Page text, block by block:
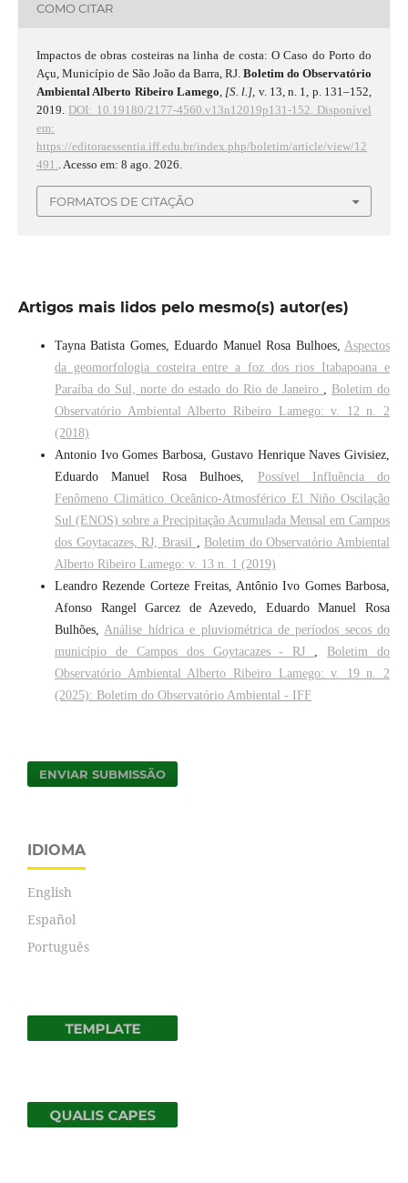
COMO CITAR
Impactos de obras costeiras na linha de costa: O Caso do Porto do
Açu, Município de São João da Barra, RJ.Boletim do Observatório
Ambiental Alberto Ribeiro Lamego [S. l.] , v. 13, n. 1, p. 131–152,
2019. DOI: 10.19180/2177-4560.v13n12019p131-152. Disponível
em:
https://editoraessentia.iff.edu.br/index.php/boletim/article/view/12
491.
. Acesso em: 8 ago. 2026.
FORMATOS DE CITAÇÃO
Artigos mais lidos pelo mesmo(s) autor(es)
Tayna Batista Gomes, Eduardo Manuel Rosa Bulhoes,Aspectos
da geomorfologia costeira entre a foz dos rios Itabapoana e
Paraíba do Sul, norte do estado do Rio de Janeiro , Boletim do
Observatório Ambiental Alberto Ribeiro Lamego: v. 12 n. 2
(2018)
Antonio Ivo Gomes Barbosa, Gustavo Henrique Naves Givisiez,
Eduardo Manuel Rosa Bulhoes, Possível Influência do
Fenômeno Climático Oceânico-Atmosférico El Niño Oscilação
Sul (ENOS) sobre a Precipitação Acumulada Mensal em Campos
dos Goytacazes, RJ, Brasil , Boletim do Observatório Ambiental
Alberto Ribeiro Lamego: v. 13 n. 1 (2019)
Leandro Rezende Corteze Freitas, Antônio Ivo Gomes Barbosa,
Afonso Rangel Garcez de Azevedo, Eduardo Manuel Rosa
Bulhões,Análise hídrica e pluviométrica de períodos secos do
município de Campos dos Goytacazes - RJ , Boletim do
Observatório Ambiental Alberto Ribeiro Lamego: v. 19 n. 2
(2025): Boletim do Observatório Ambiental - IFF
ENVIAR SUBMISSÃO
IDIOMA
English
Español
Português